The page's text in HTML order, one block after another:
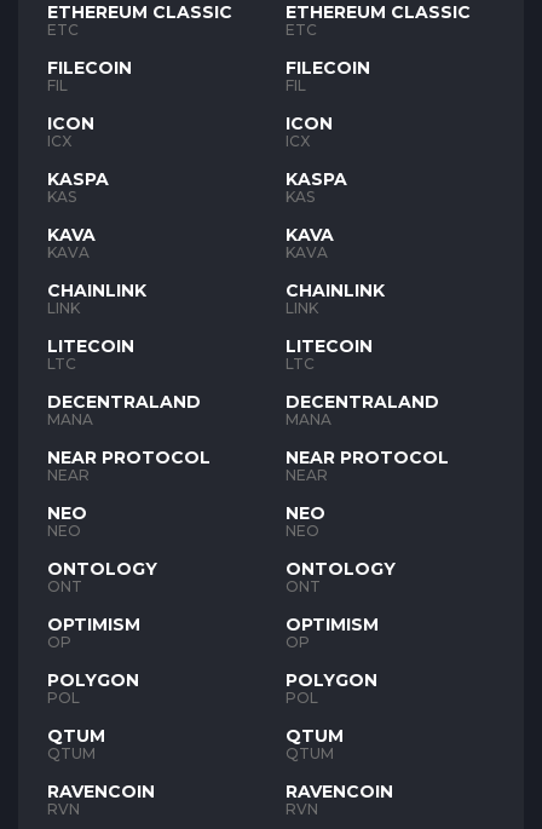
ETHEREUM CLASSIC
ETC
FILECOIN
FIL
ICON
ICX
KASPA
KAS
KAVA
KAVA
CHAINLINK
LINK
LITECOIN
LTC
DECENTRALAND
MANA
NEAR PROTOCOL
NEAR
NEO
NEO
ONTOLOGY
ONT
OPTIMISM
OP
POLYGON
POL
QTUM
QTUM
RAVENCOIN
RVN
ETHEREUM CLASSIC
ETC
FILECOIN
FIL
ICON
ICX
KASPA
KAS
KAVA
KAVA
CHAINLINK
LINK
LITECOIN
LTC
DECENTRALAND
MANA
NEAR PROTOCOL
NEAR
NEO
NEO
ONTOLOGY
ONT
OPTIMISM
OP
POLYGON
POL
QTUM
QTUM
RAVENCOIN
RVN